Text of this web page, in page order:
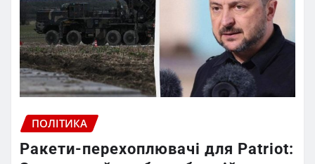
ПОЛІТИКА
Ракети-перехоплювачі для Patriot: